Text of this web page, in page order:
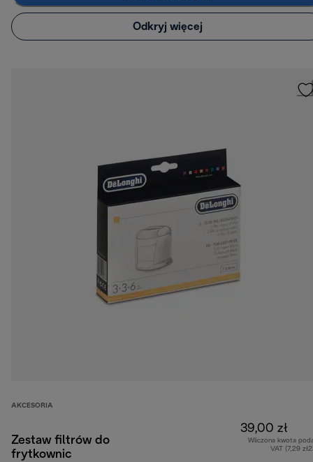
Odkryj więcej
AKCESORIA
Zestaw filtrów do
frytkownic
39,00 zł
Wliczona kwota
VAT (7,29